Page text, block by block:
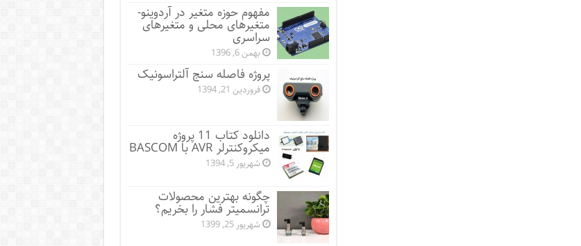
مفهوم حوزه متغیر در آردوینو-
متغیرهای محلی و متغیرهای
سراسری
بهمن 6, 1396
پروژه فاصله سنج آلتراسونیک
فروردین 21, 1394
دانلود کتاب 11 پروژه
میکروکنترلر AVR با BASCOM
شهریور 5, 1394
چگونه بهترین محصولات
ترانسمیتر فشار را بخریم؟
شهریور 25, 1399